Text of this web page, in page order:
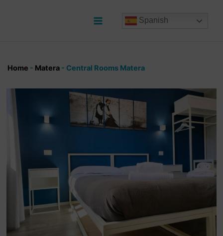
Spanish
Home - Matera- Central Rooms Matera